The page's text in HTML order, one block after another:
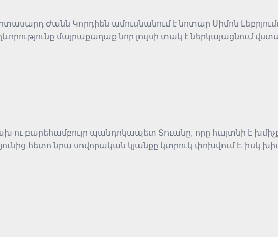
Ժանն Կորդիեն ամուսնանում է նոտար Սիմոն
մայրաքաղաք նոր լույսի տակ է ներկայացնում
փոխարինում է շահը։
ու բարեհամբույր պանդոկապետ Տուանը, որը հայտնի է
հետո նրա սովորական կյանքը կտրուկ փոխվում է, իսկ